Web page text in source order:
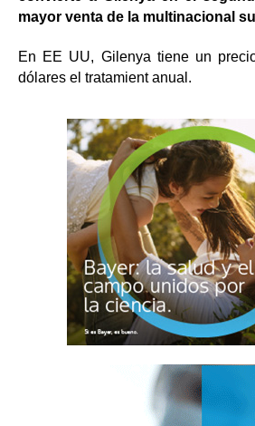
mayor venta de la multinacional
En EE UU, Gilenya tiene un
dólares el tratamient anual.